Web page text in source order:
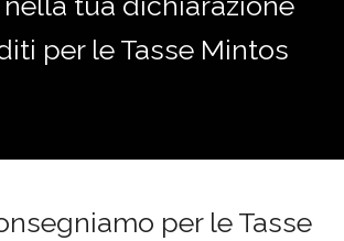
per le Tasse Mintos
per le Tasse